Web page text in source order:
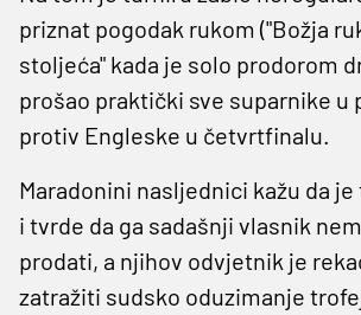
priznat pogodak rukom ("Božja
stoljeća" kada je solo prodorom
prošao praktički sve suparnike u
protiv Engleske u četvrtfinalu.
Maradonini nasljednici kažu da
i tvrde da ga sadašnji vlasnik
prodati, a njihov odvjetnik je
zatražiti sudsko oduzimanje